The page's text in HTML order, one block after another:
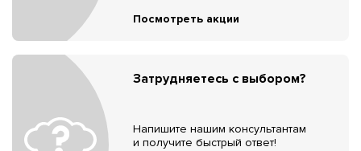
Посмотреть акции
Затрудняетесь с выбором?
Напишите нашим консультантам
и получите быстрый ответ!